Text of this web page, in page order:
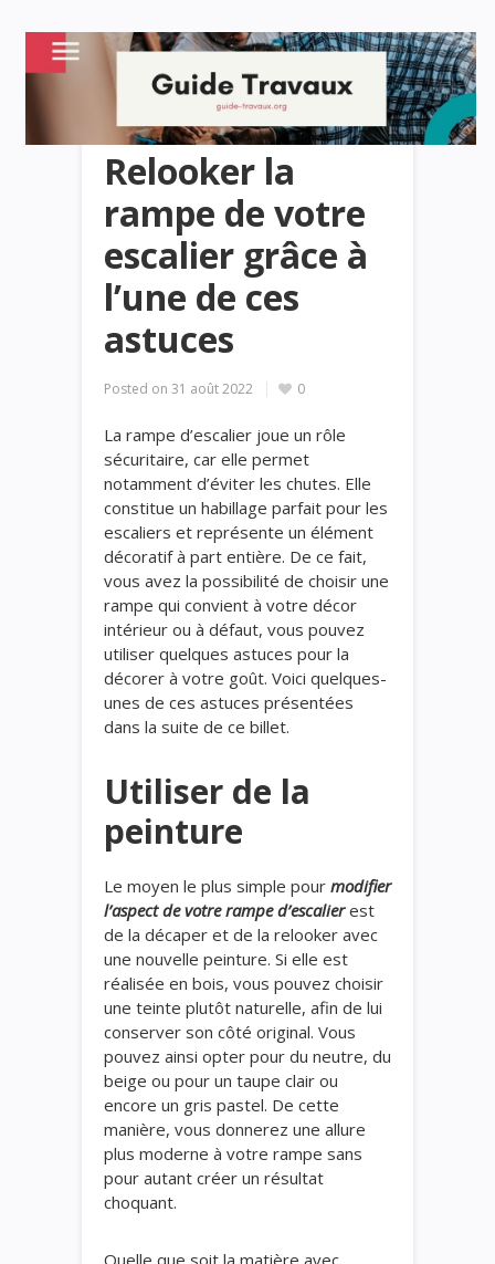
Relooker la
rampe de votre
escalier grâce à
l’une de ces
astuces
Posted on 31 août 2022 0
La rampe d’escalier joue un rôle
sécuritaire, car elle permet
notamment d’éviter les chutes. Elle
constitue un habillage parfait pour les
escaliers et représente un élément
décoratif à part entière. De ce fait,
vous avez la possibilité de choisir une
rampe qui convient à votre décor
intérieur ou à défaut, vous pouvez
utiliser quelques astuces pour la
décorer à votre goût. Voici quelques-
unes de ces astuces présentées
dans la suite de ce billet.
Utiliser de la
peinture
Le moyen le plus simple pour modifier
l’aspect de votre rampe d’escalierest
de la décaper et de la relooker avec
une nouvelle peinture. Si elle est
réalisée en bois, vous pouvez choisir
une teinte plutôt naturelle, afin de lui
conserver son côté original. Vous
pouvez ainsi opter pour du neutre, du
beige ou pour un taupe clair ou
encore un gris pastel. De cette
manière, vous donnerez une allure
plus moderne à votre rampe sans
pour autant créer un résultat
choquant.
Quelle que soit la matière avec